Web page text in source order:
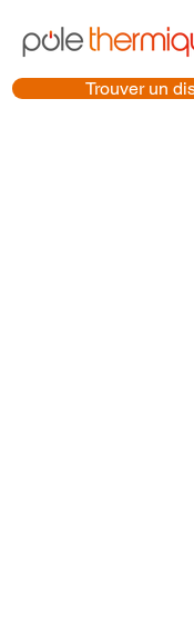
Trouver un